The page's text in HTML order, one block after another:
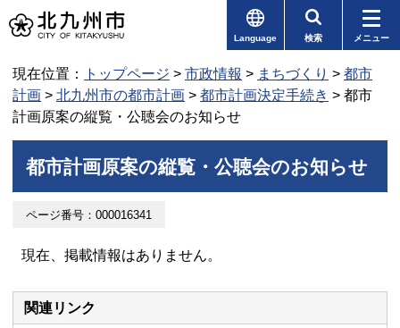
Language 検索 メニュー
現在位置： トップページ > 市政情報 > まちづくり > 都市
計画 > 北九州市の都市計画 > 都市計画決定手続き > 都市
計画原案の縦覧・公聴会のお知らせ
都市計画原案の縦覧・公聴会のお知らせ
ページ番号：000016341
現在、掲載情報はありません。
関連リンク